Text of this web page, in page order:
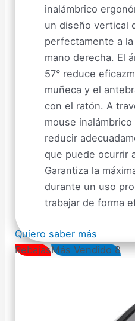
inalámbrico
un diseño vertical
perfectamente a
mano derecha. El
57° reduce
muñeca y el
con el ratón. A
mouse
reducir
que puede ocurrir
Garantiza la
durante un uso
trabajar de forma
Quiero saber más
RebajasMás Vendido 8